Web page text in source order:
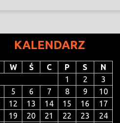
KALENDARZ
W Ś C P S
N
1
2
3
5 6 7 8 9
10
12 13 14 15 16
17
19 20 21 22 23 24